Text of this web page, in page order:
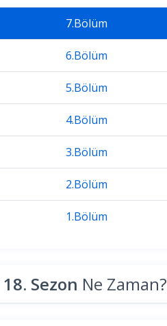
7.Bölüm
6.Bölüm
5.Bölüm
4.Bölüm
3.Bölüm
2.Bölüm
1.Bölüm
18. Sezon Ne Zaman?